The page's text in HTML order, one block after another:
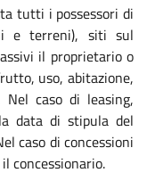
tutti i possessori di
e terreni), siti sul
il proprietario o
uso, abitazione,
Nel caso di leasing,
data di stipula del
caso di concessioni
concessionario.